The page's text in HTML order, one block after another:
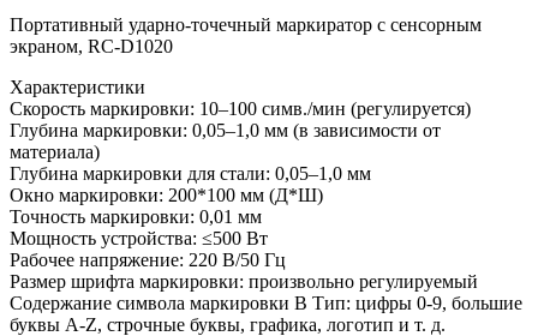
Портативный ударно-точечный маркиратор с сенсорным
экраном, RC-D1020
Характеристики
Скорость маркировки: 10–100 симв./мин (регулируется)
Глубина маркировки: 0,05–1,0 мм (в зависимости от
материала)
Глубина маркировки для стали: 0,05–1,0 мм
Окно маркировки: 200*100 мм (Д*Ш)
Точность маркировки: 0,01 мм
Мощность устройства: ≤500 Вт
Рабочее напряжение: 220 В/50 Гц
Размер шрифта маркировки: произвольно регулируемый
Содержание символа маркировки B Тип: цифры 0-9, большие
буквы A-Z, строчные буквы, графика, логотип и т. д.